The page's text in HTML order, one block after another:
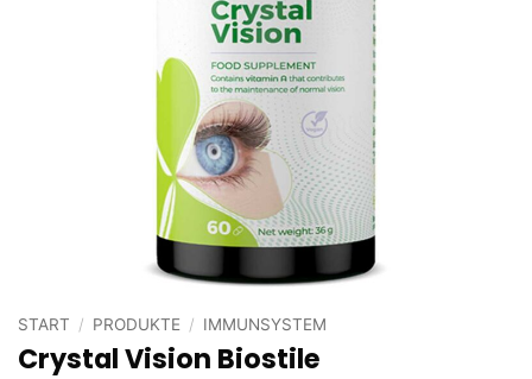
START / PRODUKTE / IMMUNSYSTEM
Crystal Vision Biostile